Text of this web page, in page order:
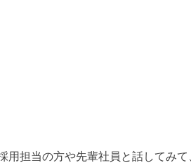
担当の方や先輩社員と話してみて